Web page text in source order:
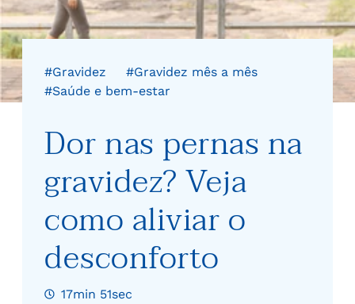
#Gravidez
#Gravidez mês a mês
#Saúde e bem-estar
Dor nas pernas na
gravidez? Veja
como aliviar o
desconforto
17min 51sec